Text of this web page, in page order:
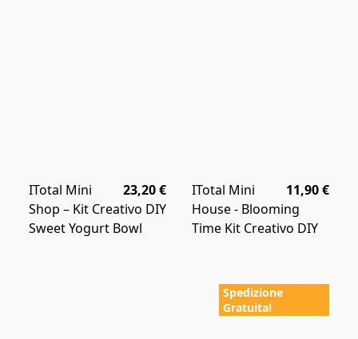
23,20 €
ITotal Mini
Shop – Kit Creativo DIY
Sweet Yogurt Bowl
11,90 €
ITotal Mini
House - Blooming
Time Kit Creativo DIY
Spedizione
Gratuita!